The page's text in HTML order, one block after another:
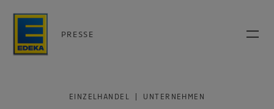
PRESSE
EINZELHANDEL | UNTERNEHMEN